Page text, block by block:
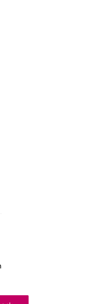
X - U verlaat
via Facebook - U
via e-mail
via LinkedIn - U